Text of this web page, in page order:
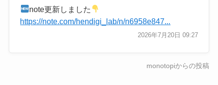
note更新しました
https://note.com/hendigi_lab/n/n6958e847...
2026年7月20日 09:27
monotopiからの投稿